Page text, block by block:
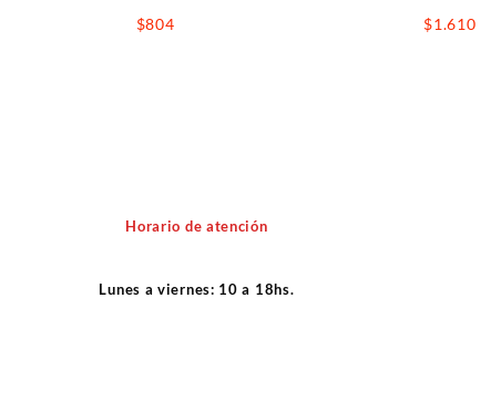
$804 $1.610
Horario de atención
Lunes a viernes: 10 a 18hs.